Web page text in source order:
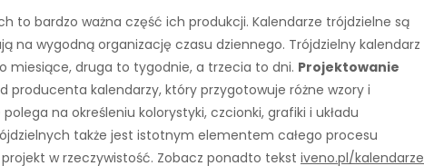
to bardzo ważna część ich produkcji. Kalendarze trójdzielne są
na wygodną organizację czasu dziennego. Trójdzielny kalendarz
miesiące, druga to tygodnie, a trzecia to dni. Projektowanie
producenta kalendarzy, który przygotowuje różne wzory i
na określeniu kolorystyki, czcionki, grafiki i układu
także jest istotnym elementem całego procesu
w rzeczywistość. Zobacz ponadto tekst iveno.pl/kalendarze